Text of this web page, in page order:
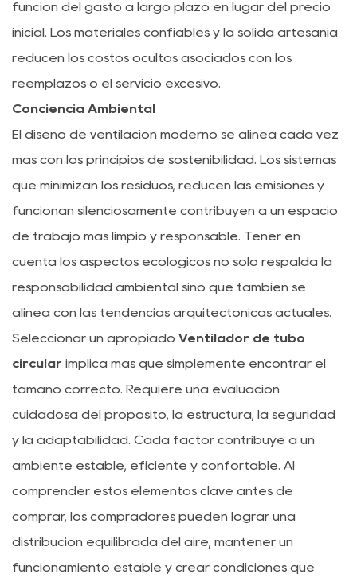
función del gasto a largo plazo en lugar del precio
inicial. Los materiales confiables y la sólida artesanía
reducen los costos ocultos asociados con los
reemplazos o el servicio excesivo.
Conciencia Ambiental
El diseño de ventilación moderno se alinea cada vez
más con los principios de sostenibilidad. Los sistemas
que minimizan los residuos, reducen las emisiones y
funcionan silenciosamente contribuyen a un espacio
de trabajo más limpio y responsable. Tener en
cuenta los aspectos ecológicos no sólo respalda la
responsabilidad ambiental sino que también se
alinea con las tendencias arquitectónicas actuales.
Seleccionar un apropiado Ventilador de tubo
circular implica más que simplemente encontrar el
tamaño correcto. Requiere una evaluación
cuidadosa del propósito, la estructura, la seguridad
y la adaptabilidad. Cada factor contribuye a un
ambiente estable, eficiente y confortable. Al
comprender estos elementos clave antes de
comprar, los compradores pueden lograr una
distribución equilibrada del aire, mantener un
funcionamiento estable y crear condiciones que